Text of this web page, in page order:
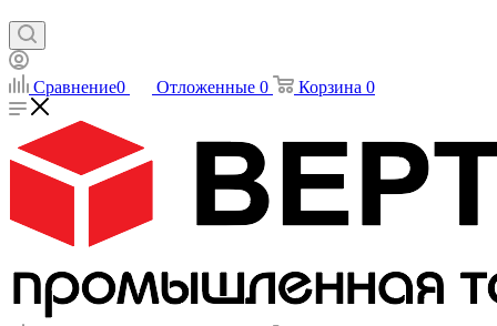
Сравнение0 Отложенные 0 Корзина 0